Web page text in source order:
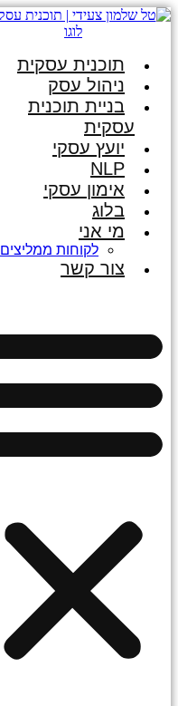
תוכנית עסקית
ניהול עסק
בניית תוכנית
עסקית
יועץ עסקי
NLP
אימון עסקי
בלוג
מי אני
לקוחות ממליצים
צור קשר